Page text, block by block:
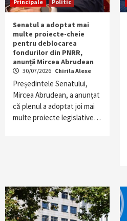
Principale Politic
Senatul a adoptat mai
multe proiecte-cheie
pentru deblocarea
fondurilor din PNRR,
anunță Mircea Abrudean
30/07/2026 Chirila Alexe
Președintele Senatului,
Mircea Abrudean, a anunțat
că plenul a adoptat joi mai
multe proiecte legislative…